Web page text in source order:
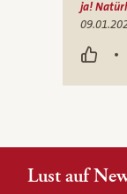
•
ja!
Lust auf